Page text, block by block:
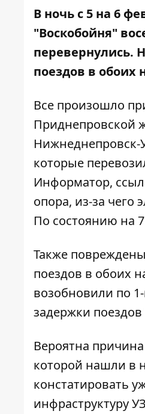
В ночь с 5 на 6
"Воскобойня"
перевернулись.
поездов в обоих
Все произошло
Приднепровской
Нижнеднепровск-
которые
Информатор,
опора, из-за чего
По состоянию на
Также
поездов в обоих
возобновили по
задержки
Вероятна
которой нашли в
констатировать
инфраструктуру